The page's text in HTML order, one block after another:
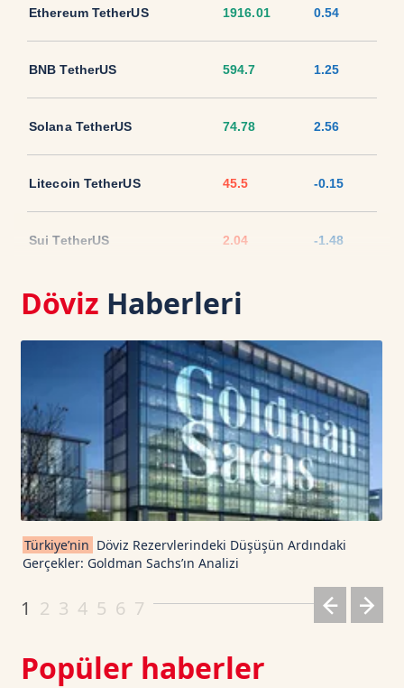
Ethereum TetherUS 1916.01 0.54
BNB TetherUS 594.7 1.25
Solana TetherUS 74.78 2.56
Litecoin TetherUS 45.5 -0.15
Sui TetherUS 2.04 -1.48
Ripple TetherUS 1.0339
USD Coin TetherUS 1.0004
USDT 1.0003 0
TRON TetherUS 0.3274 0.15
Cardano TetherUS 0.2 -1.19
Döviz Haberleri
Türkiye’nin Döviz Rezervlerindeki Düşüşün Ardındaki
Gerçekler: Goldman Sachs’ın Analizi
1 2 3 4 5 6 7
Popüler haberler